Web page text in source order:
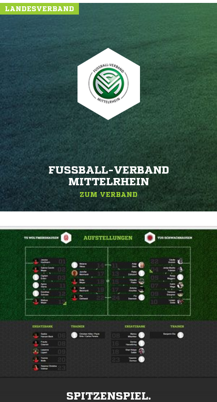
LANDESVERBAND
FUSSBALL-VERBAND M
ITTELRHEIN
ZUM VERBAND
SPITZENSPIEL.